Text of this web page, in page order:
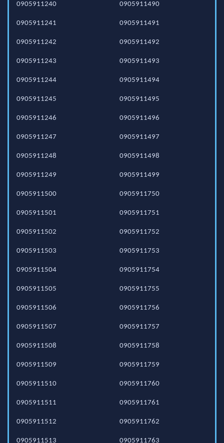
0905911240
0905911241
0905911242
0905911243
0905911244
0905911245
0905911246
0905911247
0905911248
0905911249
0905911490
0905911491
0905911492
0905911493
0905911494
0905911495
0905911496
0905911497
0905911498
0905911499
0905911500
0905911501
0905911502
0905911503
0905911504
0905911505
0905911506
0905911507
0905911508
0905911509
0905911510
0905911511
0905911512
0905911513
0905911750
0905911751
0905911752
0905911753
0905911754
0905911755
0905911756
0905911757
0905911758
0905911759
0905911760
0905911761
0905911762
0905911763